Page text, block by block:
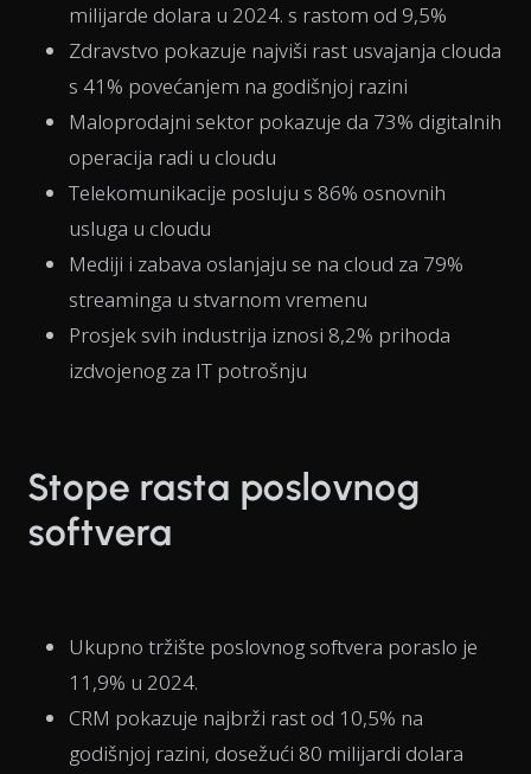
milijarde dolara u 2024. s rastom od 9,5%
Zdravstvo pokazuje najviši rast usvajanja clouda
s 41% povećanjem na godišnjoj razini
Maloprodajni sektor pokazuje da 73% digitalnih
operacija radi u cloudu
Telekomunikacije posluju s 86% osnovnih
usluga u cloudu
Mediji i zabava oslanjaju se na cloud za 79%
streaminga u stvarnom vremenu
Prosjek svih industrija iznosi 8,2% prihoda
izdvojenog za IT potrošnju
Stope rasta poslovnog
softvera
Ukupno tržište poslovnog softvera poraslo je
11,9% u 2024.
CRM pokazuje najbrži rast od 10,5% na
godišnjoj razini, dosežući 80 milijardi dolara